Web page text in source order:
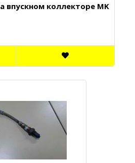
впускном коллекторе MK